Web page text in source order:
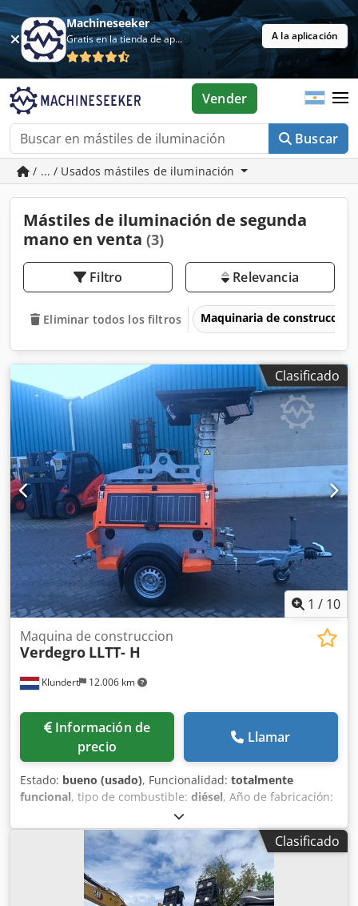
Machineseeker
Gratis en la tienda de aplicaciones A la aplicación
Buscar
Vender
/ ... / Usados mástiles de iluminación
Mástiles de iluminación de segunda
mano en venta (3)
Filtro Relevancia
Eliminar todos los filtros Maquinaria de construcción
Clasificado
1 / 10
Klundert 12.006 km
Maquina de construccion
Verdegro LLTT- H
Información de
precio
Llamar
Estado: bueno (usado), Funcionalidad: totalmente
funcional, tipo de combustible: diésel, Año de fabricación:
, horas de funcionamiento:
LED híbrida Sistema de energía solar inteligente y diésel
Marca: Verdegro Dodpfx Ajwhmqrsf Dekr Tipo: LLTT-H Año:
2016 Sistema de energía solar (350 W) Proyectores LED de
alta eficiencia. Sensor de luz diurna con fotocélula
(automático/encendido/apagado) Tambor de cable
Clasificado